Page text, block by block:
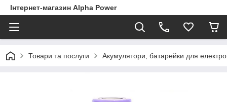
Інтернет-магазин Alpha Power
Товари та послуги Акумулятори, батарейки для